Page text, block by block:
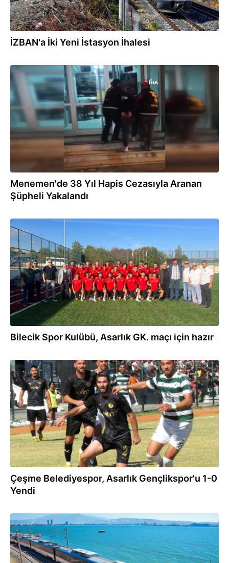
İZBAN'a İki Yeni İstasyon İhalesi
16.11.2023
Menemen'de 38 Yıl Hapis Cezasıyla Aranan
Şüpheli Yakalandı
07.11.2023
Bilecik Spor Kulübü, Asarlık GK. maçı için hazır
15.10.2023
Çeşme Belediyespor, Asarlık Gençlikspor'u 1-0
Yendi
04.02.2023